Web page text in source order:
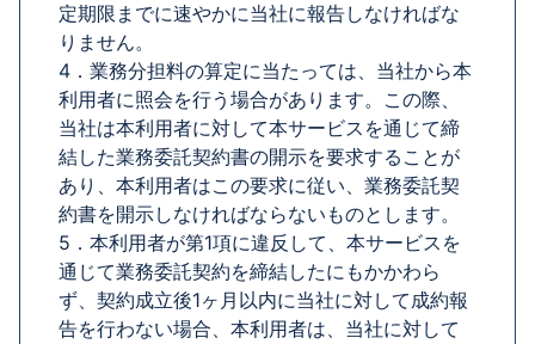
定期限までに速やかに当社に報告しなければな
りません。
4．業務分担料の算定に当たっては、当社から本
利用者に照会を行う場合があります。この際、
当社は本利用者に対して本サービスを通じて締
結した業務委託契約書の開示を要求することが
あり、本利用者はこの要求に従い、業務委託契
約書を開示しなければならないものとします。
5．本利用者が第1項に違反して、本サービスを
通じて業務委託契約を締結したにもかかわら
ず、契約成立後1ヶ月以内に当社に対して成約報
告を行わない場合、本利用者は、当社に対して